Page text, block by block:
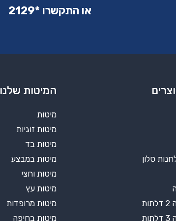
או התקשרו ‏*2129‏
סלון
המיטות שלנו
מיטות
מיטות זוגיות
מיטות בד
מיטות במבצע
מיטות וחצי
מיטות עץ
מיטות מרופדות
מיטות בחיפה